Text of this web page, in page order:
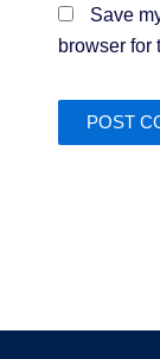
Save
browser for